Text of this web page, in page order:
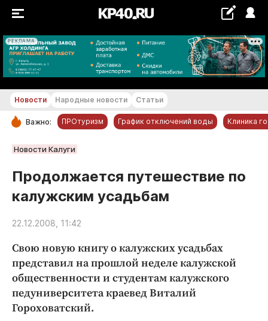
РЕКЛАМА
+22...+23 °С
РУБРИКИ
Новости компаний
Статьи
Народные новости
Благоустройство
Криминал
Культура
Недвижимость и ЖКХ
Новости Народные новости Статьи
Важно: ПРОтуризм График отключений воды Клиника
Новости Калуги
Продолжается путешествие по
калужским усадьбам
22.12.2008, 11:42
Свою новую книгу о калужских усадьбах
представил на прошлой неделе калужской
общественности и студентам калужского
педуниверситета краевед Виталий
Гороховатский.